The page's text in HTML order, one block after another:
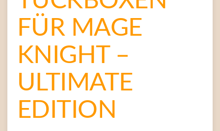
FÜR MAGE
KNIGHT –
ULTIMATE
EDITION